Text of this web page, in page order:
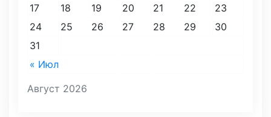
Август 2026
« Июл
17
18 19 20 21 22
23
24
25 26 27 28 29
30
31